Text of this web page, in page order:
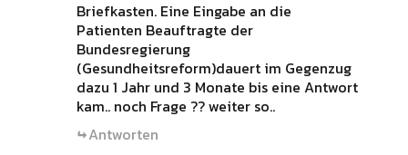
Briefkasten. Eine Eingabe an die
Patienten Beauftragte der
Bundesregierung
(Gesundheitsreform)dauert im Gegenzug
dazu 1 Jahr und 3 Monate bis eine Antwort
kam.. noch Frage ?? weiter so..
Antworten